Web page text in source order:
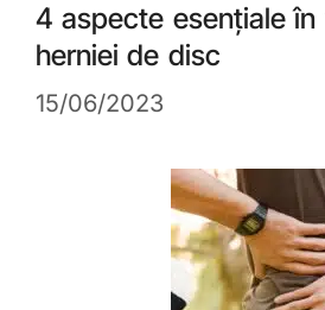
4 aspecte esențiale în
herniei de disc
15/06/2023